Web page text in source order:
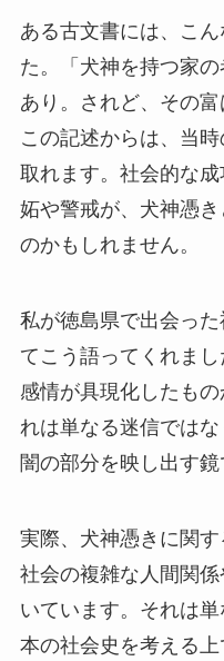
ある古文書には、こ
た。「犬神を持つ家
あり。されど、その富
この記述からは、当
取れます。社会的な
妬や警戒が、犬神憑
のかもしれません。
私が徳島県で出会っ
てこう語ってくれま
感情が具現化したも
れは単なる迷信では
闇の部分を映し出す鏡
実際、犬神憑きに関
社会の複雑な人間関
いています。それは
本の社会史を考える